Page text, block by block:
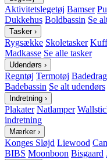
Aktivitetslegetøj Bamser
Dukkehus Boldbassin Se
Tasker ›
Rygsække Skoletasker
Madkasse Se alle tasker
Udendørs ›
Regntøj Termotøj
Badebassin Se alt udendørs
Indretning ›
Plakater Natlamper
indretning
Mærker ›
Konges Sløjd Liewood
BIBS Moonboon Bisgaard